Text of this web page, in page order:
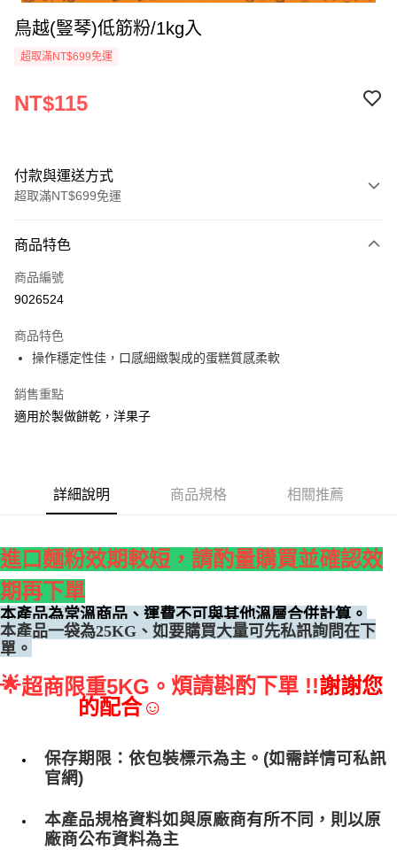
鳥越(豎琴)低筋粉/1kg入
超取滿NT$699免運
NT$115
付款與運送方式
超取滿NT$699免運
信用卡一次付款
Apple Pay
運送方式
• 付款後全家取貨
• 付款後7-11取貨
每筆NT$250
商品特色
商品編號
9026524
商品特色
操作穩定性佳，口感細緻製成的蛋糕質感柔軟
銷售重點
適用於製做餅乾，洋果子
詳細說明 商品規格 相關推薦
進口麵粉效期較短， 請酌量購買並確認效
期再下單
本產品為常溫商品、運費不可與其他溫層合併計算。
本產品一袋為25KG 、如要購買大量可先私訊詢問在下
單。
🌟超商限重5KG。 煩請斟酌下單 !!謝謝您
的配合☺
保存期限：依包裝標示為主。(如需詳情可私訊
官網)
本產品規格資料如與原廠商有所不同，則以原
廠商公布資料為主